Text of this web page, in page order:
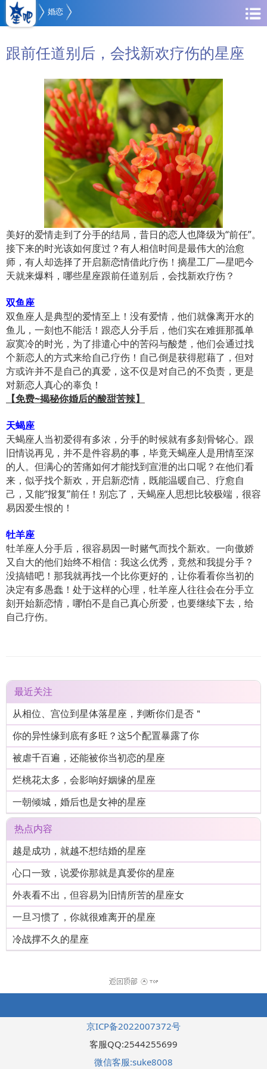
婚恋
跟前任道别后，会找新欢疗伤的星座
美好的爱情走到了分手的结局，昔日的恋人也降级为“前任”。
接下来的时光该如何度过？有人相信时间是最伟大的治愈
师，有人却选择了开启新恋情借此疗伤！摘星工厂—星吧今
天就来爆料，哪些星座跟前任道别后，会找新欢疗伤？
双鱼座
双鱼座人是典型的爱情至上！没有爱情，他们就像离开水的
鱼儿，一刻也不能活！跟恋人分手后，他们实在难捱那孤单
寂寞冷的时光，为了排遣心中的苦闷与酸楚，他们会通过找
个新恋人的方式来给自己疗伤！自己倒是获得慰藉了，但对
方或许并不是自己的真爱，这不仅是对自己的不负责，更是
对新恋人真心的辜负！
【免费~揭秘你婚后的酸甜苦辣】
天蝎座
天蝎座人当初爱得有多浓，分手的时候就有多刻骨铭心。跟
旧情说再见，并不是件容易的事，毕竟天蝎座人是用情至深
的人。但满心的苦痛如何才能找到宣泄的出口呢？在他们看
来，似乎找个新欢，开启新恋情，既能温暖自己、疗愈自
己，又能“报复”前任！别忘了，天蝎座人思想比较极端，很容
易因爱生恨的！
牡羊座
牡羊座人分手后，很容易因一时赌气而找个新欢。一向傲娇
又自大的他们始终不相信：我这么优秀，竟然和我提分手？
没搞错吧！那我就再找一个比你更好的，让你看看你当初的
决定有多愚蠢！处于这样的心理，牡羊座人往往会在分手立
刻开始新恋情，哪怕不是自己真心所爱，也要继续下去，给
自己疗伤。
最近关注
从相位、宫位到星体落星座，判断你们是否＂
你的异性缘到底有多旺？这5个配置暴露了你
被虐千百遍，还能被你当初恋的星座
烂桃花太多，会影响好姻缘的星座
一朝倾城，婚后也是女神的星座
热点内容
越是成功，就越不想结婚的星座
心口一致，说爱你那就是真爱你的星座
外表看不出，但容易为旧情所苦的星座女
一旦习惯了，你就很难离开的星座
冷战撑不久的星座
京ICP备2022007372号
客服QQ:2544255699
微信客服:suke8008